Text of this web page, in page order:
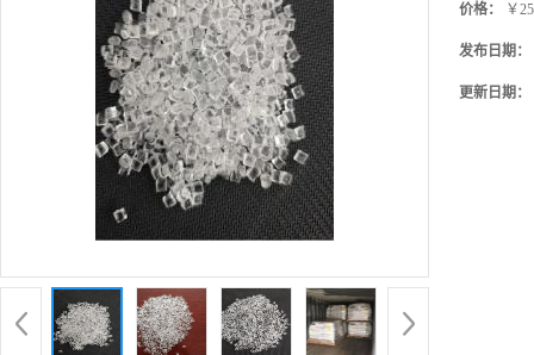
价格： ￥
发布日期：
更新日期：